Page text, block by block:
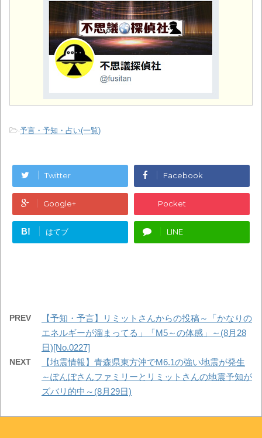
-予言・予知・占い(一覧)
Twitter Facebook
Google+ Pocket
B! はてブ LINE
PREV
【予知・予言】リミットさんからの投稿～「かなりの
エネルギーが溜まってる」「M5～の体感」～(8月28
日)[No.0227]
NEXT
【地震情報】青森県東方沖でM6.1の強い地震が発生
～ぽんぽさんファミリーとリミットさんの地震予知が
ズバリ的中～(8月29日)